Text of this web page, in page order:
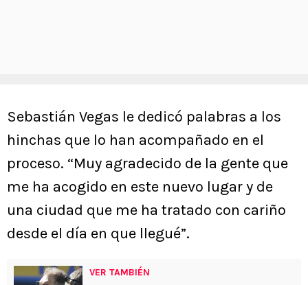
Sebastián Vegas le dedicó palabras a los
hinchas que lo han acompañado en el
proceso. “Muy agradecido de la gente que
me ha acogido en este nuevo lugar y de
una ciudad que me ha tratado con cariño
desde el día en que llegué”.
VER TAMBIÉN